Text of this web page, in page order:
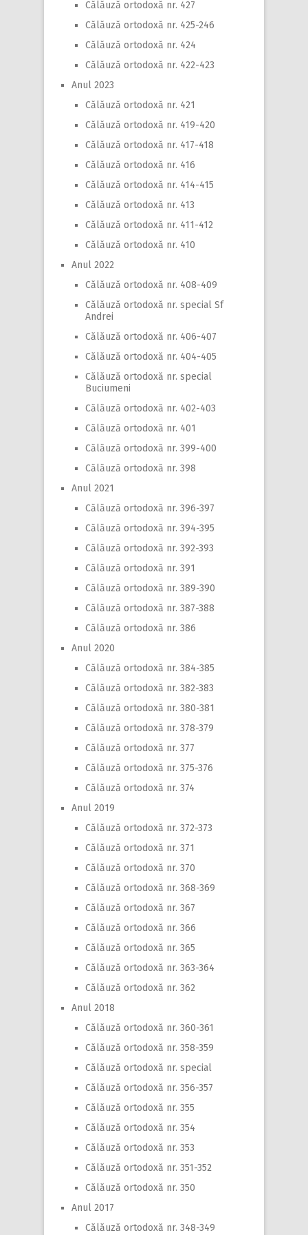
Călăuză ortodoxă nr. 427
Călăuză ortodoxă nr. 425-246
Călăuză ortodoxă nr. 424
Călăuză ortodoxă nr. 422-423
Anul 2023
Călăuză ortodoxă nr. 421
Călăuză ortodoxă nr. 419-420
Călăuză ortodoxă nr. 417-418
Călăuză ortodoxă nr. 416
Călăuză ortodoxă nr. 414-415
Călăuză ortodoxă nr. 413
Călăuză ortodoxă nr. 411-412
Călăuză ortodoxă nr. 410
Anul 2022
Călăuză ortodoxă nr. 408-409
Călăuză ortodoxă nr. special Sf
Andrei
Călăuză ortodoxă nr. 406-407
Călăuză ortodoxă nr. 404-405
Călăuză ortodoxă nr. special
Buciumeni
Călăuză ortodoxă nr. 402-403
Călăuză ortodoxă nr. 401
Călăuză ortodoxă nr. 399-400
Călăuză ortodoxă nr. 398
Anul 2021
Călăuză ortodoxă nr. 396-397
Călăuză ortodoxă nr. 394-395
Călăuză ortodoxă nr. 392-393
Călăuză ortodoxă nr. 391
Călăuză ortodoxă nr. 389-390
Călăuză ortodoxă nr. 387-388
Călăuză ortodoxă nr. 386
Anul 2020
Călăuză ortodoxă nr. 384-385
Călăuză ortodoxă nr. 382-383
Călăuză ortodoxă nr. 380-381
Călăuză ortodoxă nr. 378-379
Călăuză ortodoxă nr. 377
Călăuză ortodoxă nr. 375-376
Călăuză ortodoxă nr. 374
Anul 2019
Călăuză ortodoxă nr. 372-373
Călăuză ortodoxă nr. 371
Călăuză ortodoxă nr. 370
Călăuză ortodoxă nr. 368-369
Călăuză ortodoxă nr. 367
Călăuză ortodoxă nr. 366
Călăuză ortodoxă nr. 365
Călăuză ortodoxă nr. 363-364
Călăuză ortodoxă nr. 362
Anul 2018
Călăuză ortodoxă nr. 360-361
Călăuză ortodoxă nr. 358-359
Călăuză ortodoxă nr. special
Călăuză ortodoxă nr. 356-357
Călăuză ortodoxă nr. 355
Călăuză ortodoxă nr. 354
Călăuză ortodoxă nr. 353
Călăuză ortodoxă nr. 351-352
Călăuză ortodoxă nr. 350
Anul 2017
Călăuză ortodoxă nr. 348-349